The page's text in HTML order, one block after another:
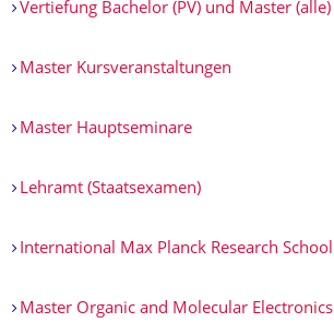
Vertiefung Bachelor (PV) und Master (alle)
Master Kursveranstaltungen
Master Hauptseminare
Lehramt (Staatsexamen)
International Max Planck Research School
Master Organic and Molecular Electronics